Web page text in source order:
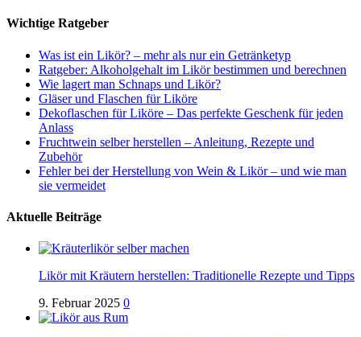
Wichtige Ratgeber
Was ist ein Likör? – mehr als nur ein Getränketyp
Ratgeber: Alkoholgehalt im Likör bestimmen und berechnen
Wie lagert man Schnaps und Likör?
Gläser und Flaschen für Liköre
Dekoflaschen für Liköre – Das perfekte Geschenk für jeden
Anlass
Fruchtwein selber herstellen – Anleitung, Rezepte und
Zubehör
Fehler bei der Herstellung von Wein & Likör – und wie man
sie vermeidet
Aktuelle Beiträge
Likör mit Kräutern herstellen: Traditionelle Rezepte und Tipps
9. Februar 2025 0